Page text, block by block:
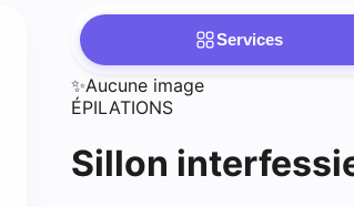
Services
✨Aucune image
ÉPILATIONS
Sillon